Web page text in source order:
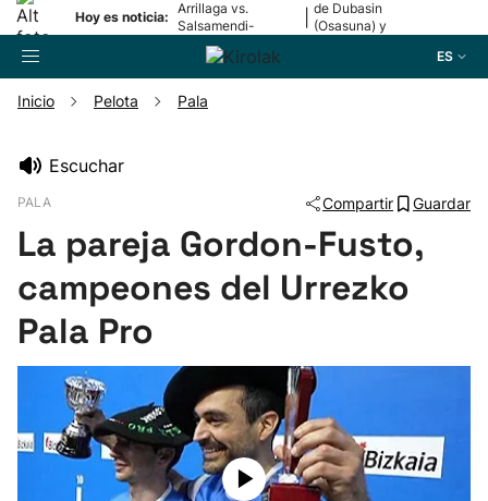
Hoy es noticia:
Arrillaga vs.
Salsamendi-
Bergara y Erasun
vs. Gaminde
de Dubasin
(Osasuna) y
ES
Pelota
Remo
Baloncesto
Ciclismo
Inicio Pelota Pala
Escuchar
PALA Compartir Guardar
La pareja Gordon-Fusto,
campeones del Urrezko
Pala Pro